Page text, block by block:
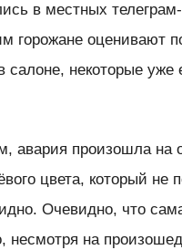
в местных
оценивают
некоторые уже
авария произошла на
цвета, который не
Очевидно, что
несмотря на